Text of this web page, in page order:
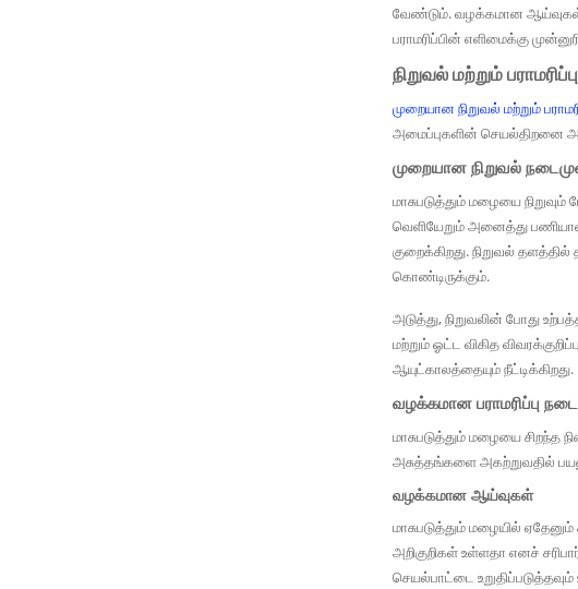
வேண்டும். வழக்கமான ஆய்வுகள்
பராமரிப்பின் எளிமைக்கு
நிறுவல் மற்றும்
முறையான நிறுவல் மற்றும்
அமைப்புகளின் செயல்திறனை
முறையான நிறுவல்
மாசுபடுத்தும் மழையை
வெளியேறும் அனைத்து
குறைக்கிறது. நிறுவல்
கொண்டிருக்கும்.
அடுத்து, நிறுவலின் போது
மற்றும் ஓட்ட விகித
ஆயுட்காலத்தையும் நீட்டிக்கிறது.
வழக்கமான பராமரிப்பு
மாசுபடுத்தும் மழையை
அசுத்தங்களை அகற்றுவதில்
வழக்கமான ஆய்வுகள்
மாசுபடுத்தும் மழையில்
அறிகுறிகள் உள்ளதா எனச்
செயல்பாட்டை